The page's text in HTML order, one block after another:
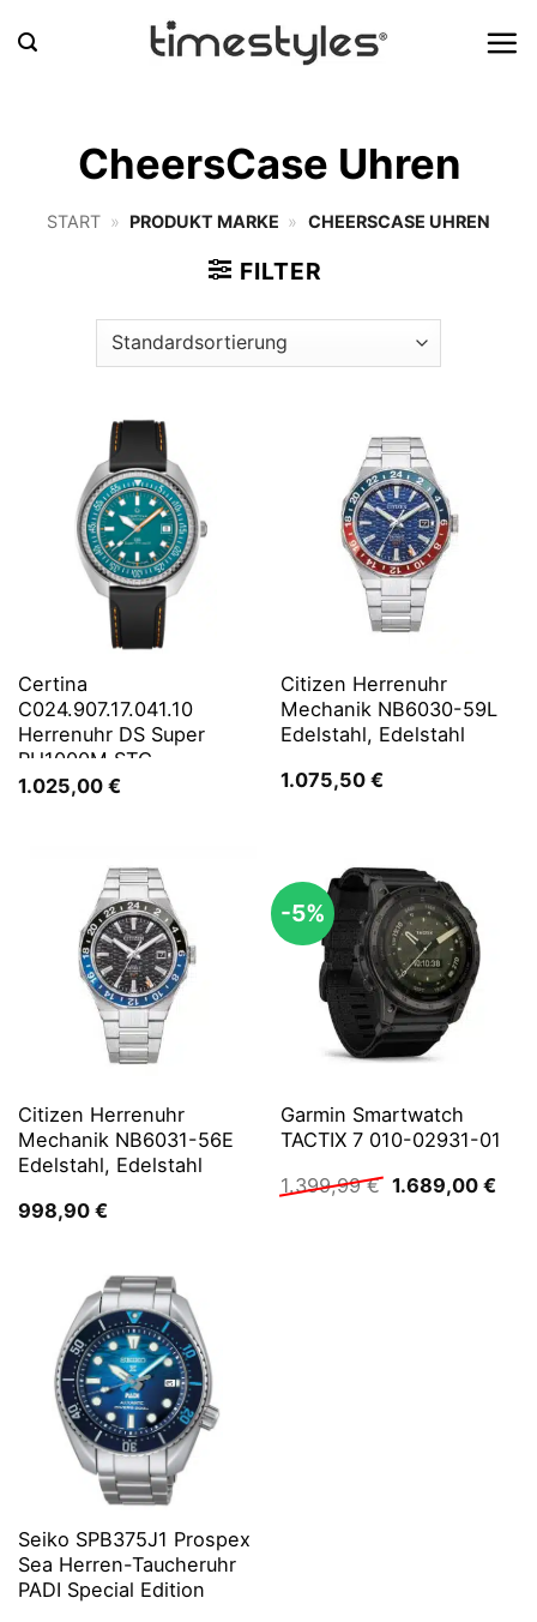
Inhalt
CheersCase Uhren
START » PRODUKT MARKE » CHEERSCASE UHREN
FILTER
Certina
C024.907.17.041.10
Herrenuhr DS Super
PH1000M STC
1.025,00 €
Citizen Herrenuhr
Mechanik NB6030-59L
Edelstahl, Edelstahl
1.075,50 €
Citizen Herrenuhr
Mechanik NB6031-56E
Edelstahl, Edelstahl
998,90 €
-5%
Garmin Smartwatch
TACTIX 7 010-02931-01
1.399,99€ Ursprünglicher
1.689,00 €
Seiko SPB375J1 Prospex
Sea Herren-Taucheruhr
PADI Special Edition